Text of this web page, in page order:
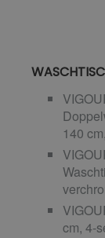
140
cm, 4-